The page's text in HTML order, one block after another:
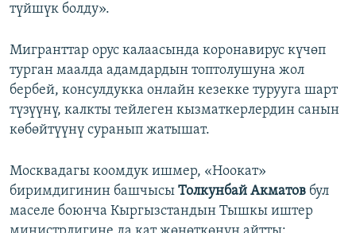
түйшүк болду».
Мигранттар орус калаасында коронавирус күчөп
турган маалда адамдардын топтолушуна жол
бербей, консулдукка онлайн кезекке турууга шарт
түзүүнү, калкты тейлеген кызматкерлердин санын
көбөйтүүнү суранып жатышат.
Москвадагы коомдук ишмер, «Ноокат»
биримдигинин башчысы Толкунбай Акматов бул
маселе боюнча Кыргызстандын Тышкы иштер